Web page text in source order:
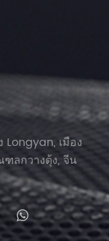
เมือง
ฑลกวางตุ้ง, จีน